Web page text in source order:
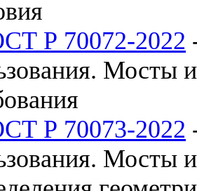
Р 70072-2022
Мосты
Р 70073-2022
Мосты